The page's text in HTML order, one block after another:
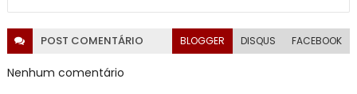
POST COMENTÁRIO BLOGGER DISQUS FACEBOOK
Nenhum comentário